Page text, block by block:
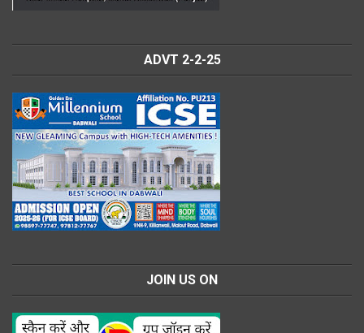
ADVT 2-2-25
JOIN US ON